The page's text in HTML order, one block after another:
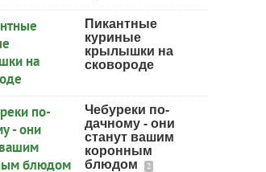
Пикантные
куриные
крылышки на
сковороде
Чебуреки по-
дачному - они
станут вашим
коронным
блюдом
2